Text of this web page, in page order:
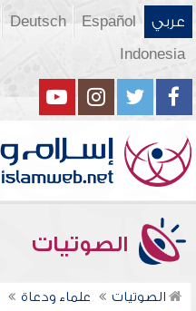
عربي Español
Deutsch
Indonesia
الصوتيات
الصوتيات علماء ودعاة